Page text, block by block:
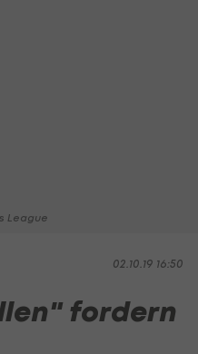
League
02.10.19 16:50
fordern